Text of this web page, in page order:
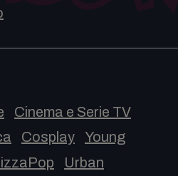
Cinema e Serie TV
Cosplay
Young
Urban